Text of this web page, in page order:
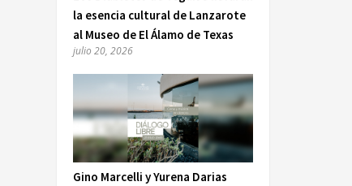
la esencia cultural de Lanzarote
al Museo de El Álamo de Texas
julio 20, 2026
Gino Marcelli y Yurena Darias